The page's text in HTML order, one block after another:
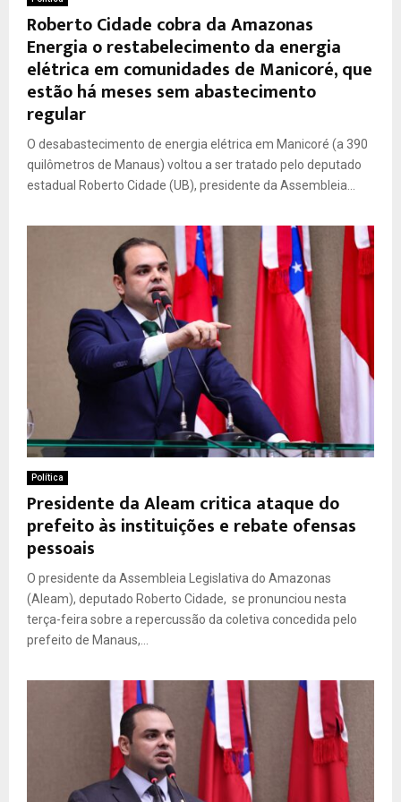
Roberto Cidade cobra da Amazonas
Energia o restabelecimento da energia
elétrica em comunidades de Manicoré, que
estão há meses sem abastecimento
regular
O desabastecimento de energia elétrica em Manicoré (a 390
quilômetros de Manaus) voltou a ser tratado pelo deputado
estadual Roberto Cidade (UB), presidente da Assembleia...
Política
Presidente da Aleam critica ataque do
prefeito às instituições e rebate ofensas
pessoais
O presidente da Assembleia Legislativa do Amazonas
(Aleam), deputado Roberto Cidade, se pronunciou nesta
terça-feira sobre a repercussão da coletiva concedida pelo
prefeito de Manaus,...